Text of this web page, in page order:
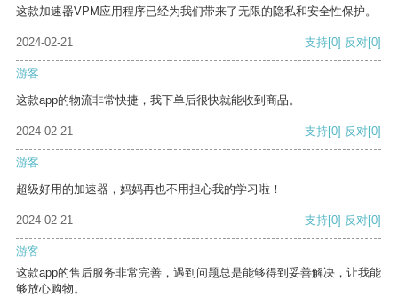
这款加速器VPM应用程序已经为我们带来了无限的隐私和安全性保护。
2024-02-21 支持[0] 反对[0]
游客
这款app的物流非常快捷，我下单后很快就能收到商品。
2024-02-21 支持[0] 反对[0]
游客
超级好用的加速器，妈妈再也不用担心我的学习啦！
2024-02-21 支持[0] 反对[0]
游客
这款app的售后服务非常完善，遇到问题总是能够得到妥善解决，让我能
够放心购物。